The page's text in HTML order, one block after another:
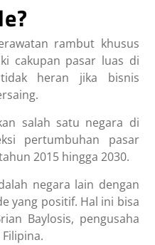
rambut khusus
cakupan pasar luas di
heran jika bisnis
salah satu negara di
pertumbuhan pasar
2015 hingga 2030.
negara lain dengan
yang positif. Hal ini bisa
Baylosis, pengusaha